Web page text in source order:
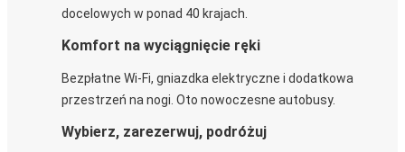
docelowych w ponad 40 krajach.
Komfort na wyciągnięcie ręki
Bezpłatne Wi-Fi, gniazdka elektryczne i dodatkowa
przestrzeń na nogi. Oto nowoczesne autobusy.
Wybierz, zarezerwuj, podróżuj